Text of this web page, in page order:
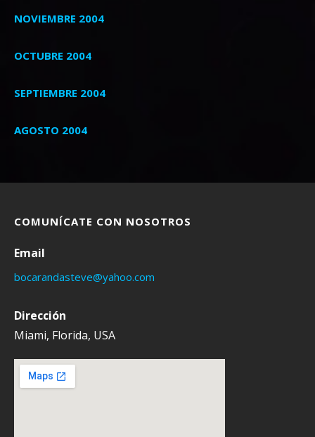
NOVIEMBRE 2004
OCTUBRE 2004
SEPTIEMBRE 2004
AGOSTO 2004
COMUNÍCATE CON NOSOTROS
Email
bocarandasteve@yahoo.com
Dirección
Miami, Florida, USA